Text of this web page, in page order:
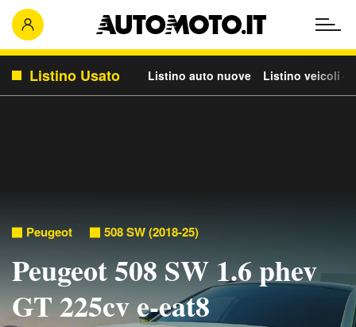
Listino Usato Listino auto nuove Listino veicoli
Peugeot 508 SW (2018-25)
Peugeot 508 SW 1.6 phev
GT 225cv e-eat8